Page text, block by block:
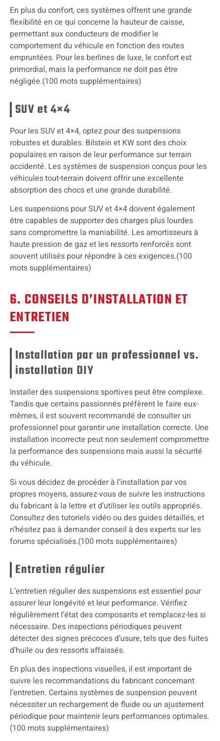
En plus du confort, ces systèmes offrent une grande
flexibilité en ce qui concerne la hauteur de caisse,
permettant aux conducteurs de modifier le
comportement du véhicule en fonction des routes
empruntées. Pour les berlines de luxe, le confort est
primordial, mais la performance ne doit pas être
négligée.(100 mots supplémentaires)
SUV et 4×4
Pour les SUV et 4×4, optez pour des suspensions
robustes et durables. Bilstein et KW sont des choix
populaires en raison de leur performance sur terrain
accidenté. Les systèmes de suspension conçus pour les
véhicules tout-terrain doivent offrir une excellente
absorption des chocs et une grande durabilité.
Les suspensions pour SUV et 4×4 doivent également
être capables de supporter des charges plus lourdes
sans compromettre la maniabilité. Les amortisseurs à
haute pression de gaz et les ressorts renforcés sont
souvent utilisés pour répondre à ces exigences.(100
mots supplémentaires)
6. CONSEILS D’INSTALLATION ET
ENTRETIEN
Installation par un professionnel vs.
installation DIY
Installer des suspensions sportives peut être complexe.
Tandis que certains passionnés préfèrent le faire eux-
mêmes, il est souvent recommandé de consulter un
professionnel pour garantir une installation correcte. Une
installation incorrecte peut non seulement compromettre
la performance des suspensions mais aussi la sécurité
du véhicule.
Si vous décidez de procéder à l’installation par vos
propres moyens, assurez-vous de suivre les instructions
du fabricant à la lettre et d’utiliser les outils appropriés.
Consultez des tutoriels vidéo ou des guides détaillés, et
n’hésitez pas à demander conseil à des experts sur les
forums spécialisés.(100 mots supplémentaires)
Entretien régulier
L’entretien régulier des suspensions est essentiel pour
assurer leur longévité et leur performance. Vérifiez
régulièrement l’état des composants et remplacez-les si
nécessaire. Des inspections périodiques peuvent
détecter des signes précoces d’usure, tels que des fuites
d’huile ou des ressorts affaissés.
En plus des inspections visuelles, il est important de
suivre les recommandations du fabricant concernant
l’entretien. Certains systèmes de suspension peuvent
nécessiter un rechargement de fluide ou un ajustement
périodique pour maintenir leurs performances optimales.
(100 mots supplémentaires)